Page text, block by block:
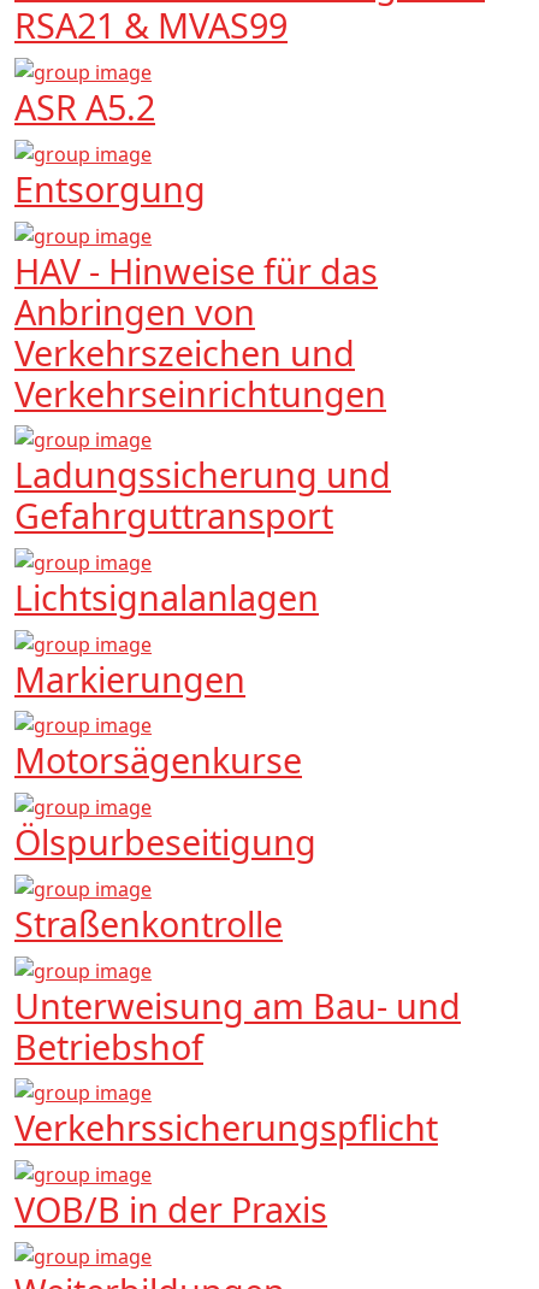
RSA21 & MVAS99
ASR A5.2
Entsorgung
HAV - Hinweise für das
Anbringen von
Verkehrszeichen und
Verkehrseinrichtungen
Ladungssicherung und
Gefahrguttransport
Lichtsignalanlagen
Markierungen
Motorsägenkurse
Ölspurbeseitigung
Straßenkontrolle
Unterweisung am Bau- und
Betriebshof
Verkehrssicherungspflicht
VOB/B in der Praxis